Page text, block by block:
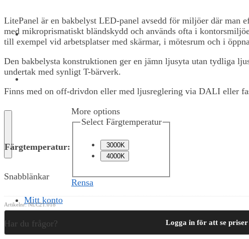
OM OSS
KONTAKT
Snabblänkar
Mitt konto
Har du frågor?
LitePanel är en bakbelyst LED-panel avsedd för miljöer där man
med mikroprismatiskt bländskydd och används ofta i
till exempel vid arbetsplatser med skärmar, i mötesrum och i
Den bakbelysta konstruktionen ger en jämn ljusyta utan tydliga
undertak med synligt T-bärverk.
Finns med on off-drivdon eller med ljusreglering via DALI eller
Färgtemperatur:
More options
Select Färgtemperatur
3000K
4000K
Rensa
Artikelnr:NLC21.018
Logga in för att se priser